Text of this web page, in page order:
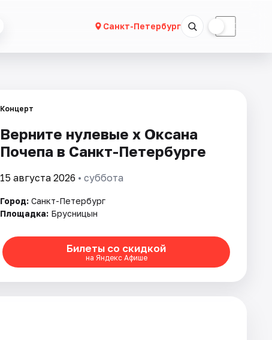
Санкт-Петербург ☾
Концерт
Верните нулевые х Оксана
Почепа в Санкт-Петербурге
15 августа 2026 • суббота
Город: Санкт-Петербург
Площадка: Брусницын
Билеты со скидкой
на Яндекс Афише